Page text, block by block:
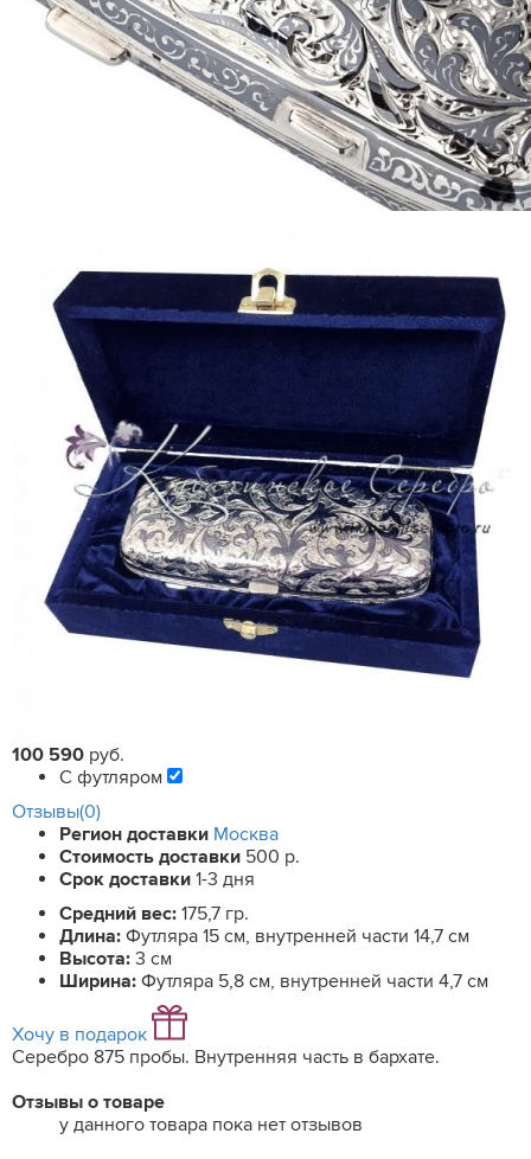
100 590 руб.
С футляром
Отзывы(0)
Регион доставки Москва
Стоимость доставки 500 р.
Срок доставки 1-3 дня
Средний вес: 175,7 гр.
Длина: Футляра 15 см, внутренней части 14,7 см
Высота: 3 см
Ширина: Футляра 5,8 см, внутренней части 4,7 см
Хочу в подарок
Серебро 875 пробы. Внутренняя часть в бархате.
Отзывы о товаре
у данного товара пока нет отзывов